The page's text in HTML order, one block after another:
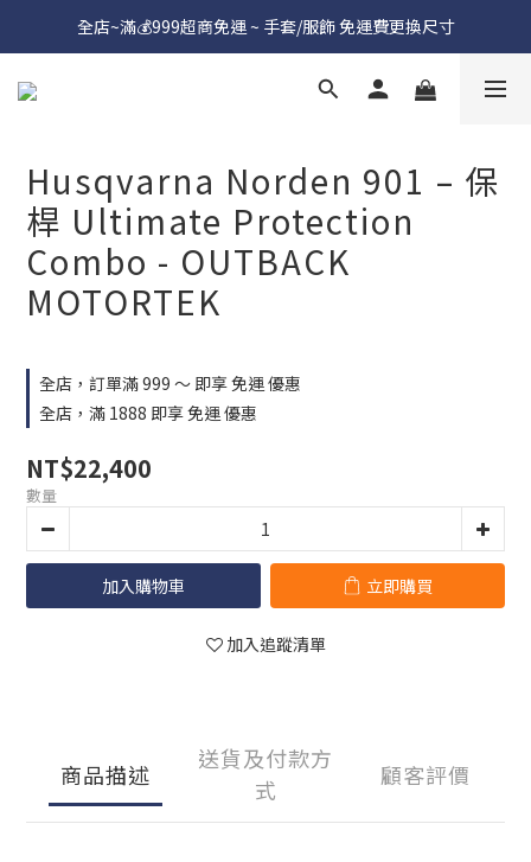
全店~滿💰999超商免運 ~ 手套/服飾 免運費更換尺寸
Husqvarna Norden 901 – 保
桿 Ultimate Protection
Combo - OUTBACK
MOTORTEK
全店，訂單滿 999 ～ 即享 免運 優惠
全店，滿 1888 即享 免運 優惠
NT$22,400
數量
加入購物車 立即購買
加入追蹤清單
商品描述
送貨及付款方
式
顧客評價